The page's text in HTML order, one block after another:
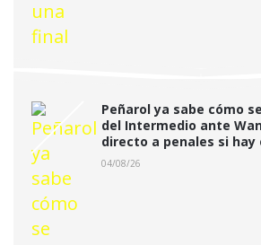
Peñarol ya sabe cómo
del Intermedio ante
directo a penales si hay
04/08/26